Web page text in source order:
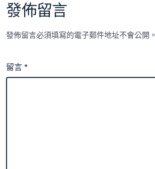
發佈留言
發佈留言必須填寫的電子郵件地址不會公開。
留言*